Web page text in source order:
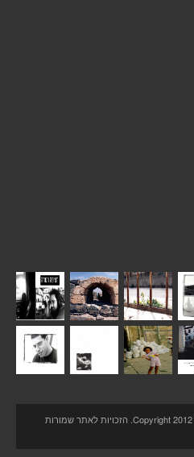
Copyright 2012 Piccolo Theme. All rights reserved. הזכויות לאתר שמורות